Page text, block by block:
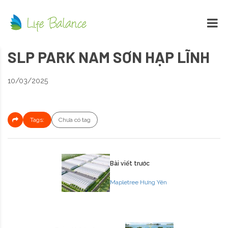
SLP PARK NAM SƠN HẠP LĨNH
10/03/2025
Tags: Chưa có tag
Bài viết trước
Mapletree Hưng Yên